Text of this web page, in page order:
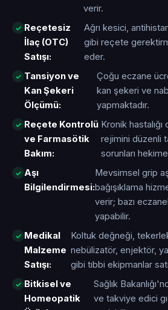
verir.
Reçetesiz
İlaç (OTC)
Satışı:
Ağrı kesici,
gibi reçete
eder.
Tansiyon ve
Kan Şekeri
Ölçümü:
Çoğu eczane
kan şekeri ve
yapmaktadır.
Reçete Kontrolü
ve Farmasötik
Bakım:
Kronik
rejimini düzenli
sorunları
Aşı
Bilgilendirmesi:
Mevsimsel grip
bağışıklama
verir; bazı
yapabilir.
Medikal
Malzeme
Satışı:
Koltuk değneği,
nebülizatör, enjektör,
gibi tıbbi ekipmanlar
Bitkisel ve
Homeopatik
Sağlık
ve takviye edici